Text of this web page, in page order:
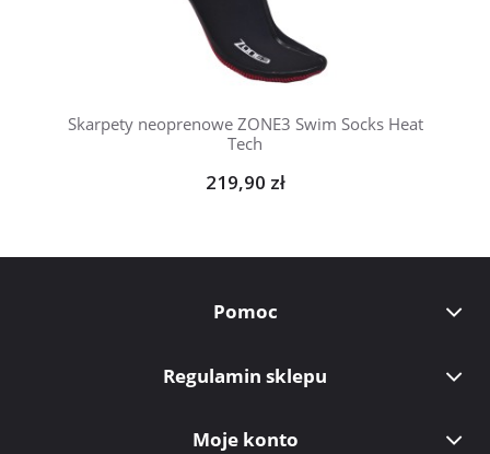
Skarpety neoprenowe ZONE3 Swim Socks Heat
Tech
219,90 zł
Pomoc
Regulamin sklepu
Moje konto